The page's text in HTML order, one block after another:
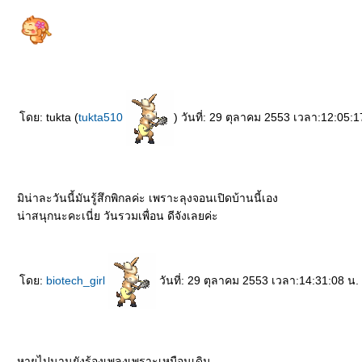
ดย: tukta (tukta510 ) วันที่: 29 ตุลาคม 2553 เวลา
มิน่าละวันนี้มันรู้สึกพิกลค่ะ เพราะลุงจอนเปิดบ้านนี้เอง
น่าสนุกนะคะเนี่ย วันรวมเพื่อน ดีจังเลยค่ะ
ดย: biotech_girl วันที่: 29 ตุลาคม 2553 เวลา:14:31:08 น.